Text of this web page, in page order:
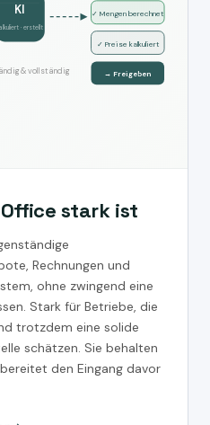
KI
· erstellt
✓ Mengen berechnet
✓ Preise kalkuliert
→ Freigeben
& vollständig
stark ist
Rechnungen und
ohne zwingend eine
Stark für Betriebe, die
trotzdem eine solide
schätzen. Sie behalten
den Eingang davor